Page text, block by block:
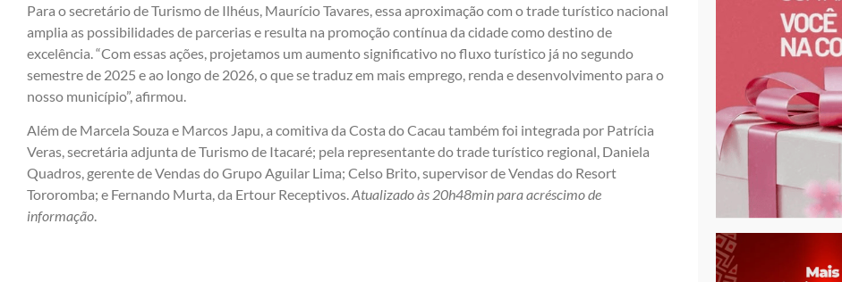
Para o secretário de Turismo de Ilhéus, Maurício Tavares, essa aproximação com o trade turístico nacional
amplia as possibilidades de parcerias e resulta na promoção contínua da cidade como destino de
excelência. “Com essas ações, projetamos um aumento significativo no fluxo turístico já no segundo
semestre de 2025 e ao longo de 2026, o que se traduz em mais emprego, renda e desenvolvimento para o
nosso município”, afirmou.
Além de Marcela Souza e Marcos Japu, a comitiva da Costa do Cacau também foi integrada por Patrícia
Veras, secretária adjunta de Turismo de Itacaré; pela representante do trade turístico regional, Daniela
Quadros, gerente de Vendas do Grupo Aguilar Lima; Celso Brito, supervisor de Vendas do Resort
Tororomba; e Fernando Murta, da Ertour Receptivos.Atualizado às 20h48min para acréscimo de
informação.